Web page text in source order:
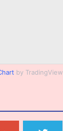
by TradingView